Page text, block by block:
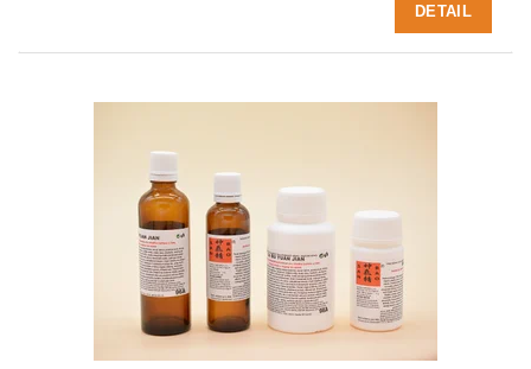
DETAIL